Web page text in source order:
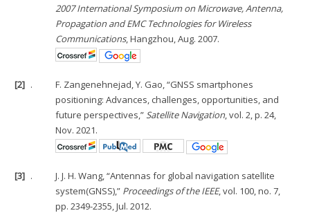
2007 International Symposium on Microwave, Antenna,
Propagation and EMC Technologies for Wireless
Communications, Hangzhou, Aug. 2007.
[2] .
F. Zangenehnejad, Y. Gao, “GNSS smartphones
positioning: Advances, challenges, opportunities, and
future perspectives,” Satellite Navigation, vol. 2, p. 24,
Nov. 2021.
[3] .
J. J. H. Wang, “Antennas for global navigation satellite
system(GNSS),” Proceedings of the IEEE, vol. 100, no. 7,
pp. 2349-2355, Jul. 2012.